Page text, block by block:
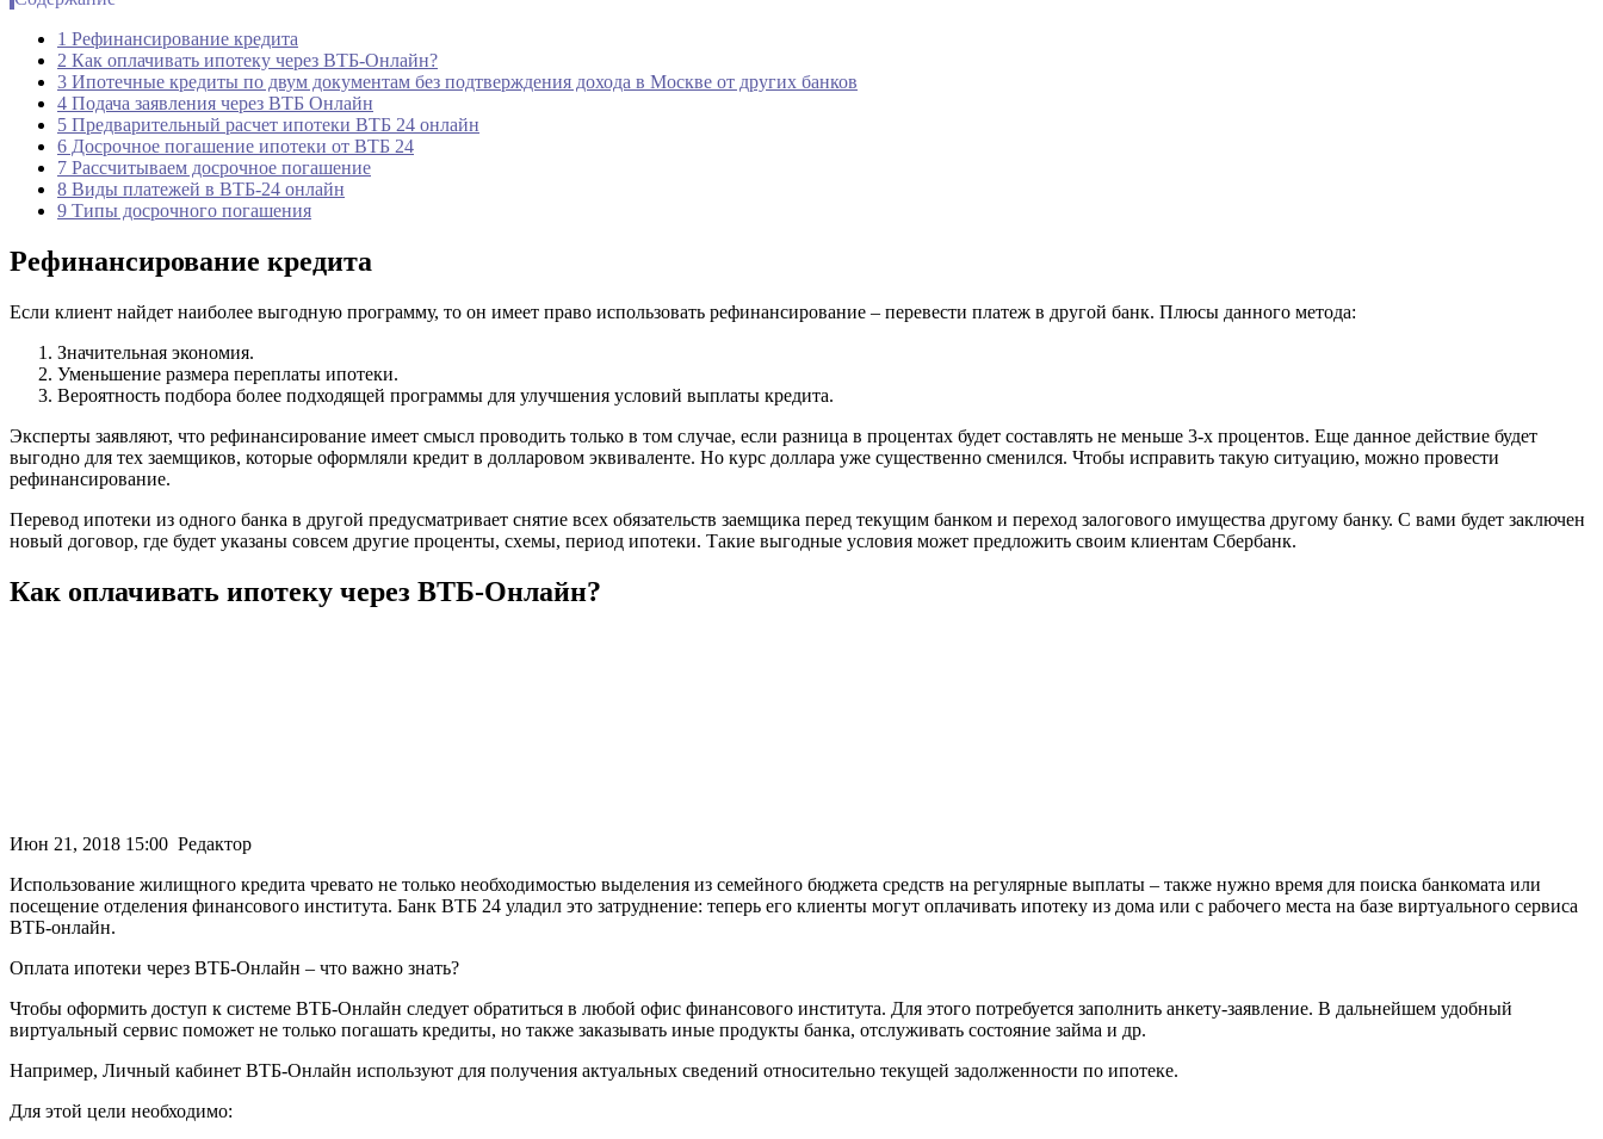
1 Рефинансирование кредита
2 Как оплачивать ипотеку через ВТБ-Онлайн?
3 Ипотечные кредиты по двум документам без подтверждения дохода в Москве от других банков
4 Подача заявления через ВТБ Онлайн
5 Предварительный расчет ипотеки ВТБ 24 онлайн
6 Досрочное погашение ипотеки от ВТБ 24
7 Рассчитываем досрочное погашение
8 Виды платежей в ВТБ-24 онлайн
9 Типы досрочного погашения
Рефинансирование кредита
Если клиент найдет наиболее выгодную программу, то он имеет право использовать рефинансирование – перевести платеж в другой банк. Плюсы данного метода:
Значительная экономия.
Уменьшение размера переплаты ипотеки.
Вероятность подбора более подходящей программы для улучшения условий выплаты кредита.
Эксперты заявляют, что рефинансирование имеет смысл проводить только в том случае, если разница в процентах будет составлять не меньше 3-х процентов. Еще данное действие будет
выгодно для тех заемщиков, которые оформляли кредит в долларовом эквиваленте. Но курс доллара уже существенно сменился. Чтобы исправить такую ситуацию, можно провести
рефинансирование.
Перевод ипотеки из одного банка в другой предусматривает снятие всех обязательств заемщика перед текущим банком и переход залогового имущества другому банку. С вами будет заключен
новый договор, где будет указаны совсем другие проценты, схемы, период ипотеки. Такие выгодные условия может предложить своим клиентам Сбербанк.
Как оплачивать ипотеку через ВТБ-Онлайн?
Июн 21, 2018 15:00 Редактор
Использование жилищного кредита чревато не только необходимостью выделения из семейного бюджета средств на регулярные выплаты – также нужно время для поиска банкомата или
посещение отделения финансового института. Банк ВТБ 24 уладил это затруднение: теперь его клиенты могут оплачивать ипотеку из дома или с рабочего места на базе виртуального сервиса
ВТБ-онлайн.
Оплата ипотеки через ВТБ-Онлайн – что важно знать?
Чтобы оформить доступ к системе ВТБ-Онлайн следует обратиться в любой офис финансового института. Для этого потребуется заполнить анкету-заявление. В дальнейшем удобный
виртуальный сервис поможет не только погашать кредиты, но также заказывать иные продукты банка, отслуживать состояние займа и др.
Например, Личный кабинет ВТБ-Онлайн используют для получения актуальных сведений относительно текущей задолженности по ипотеке.
Для этой цели необходимо: